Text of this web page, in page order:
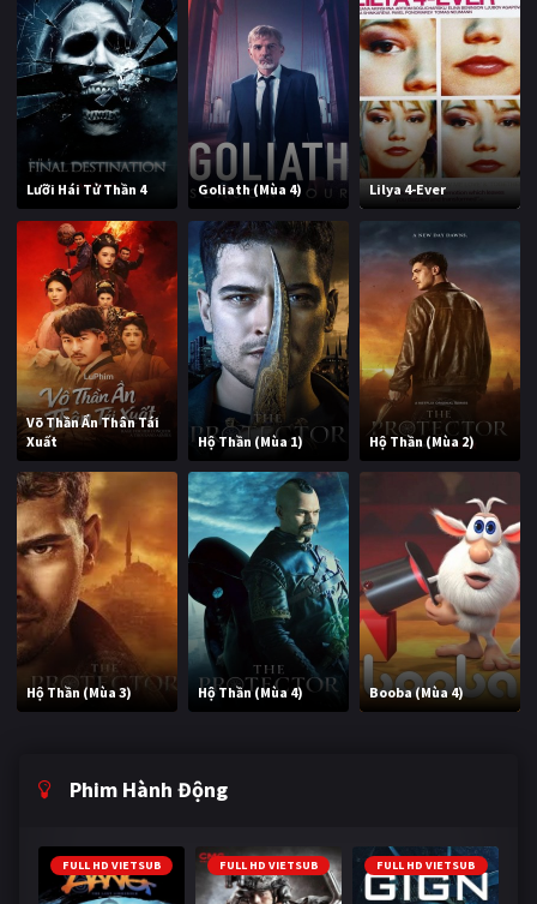
Lưỡi Hái Tử Thần 4 Goliath (Mùa 4) Lilya 4-Ever
Võ Thần Ẩn Thân Tái
Xuất
Hộ Thần (Mùa 1) Hộ Thần (Mùa 2)
Hộ Thần (Mùa 3) Hộ Thần (Mùa 4) Booba (Mùa 4)
Phim Hành Động
FULL HD VIETSUB FULL HD VIETSUB FULL HD VIETSUB